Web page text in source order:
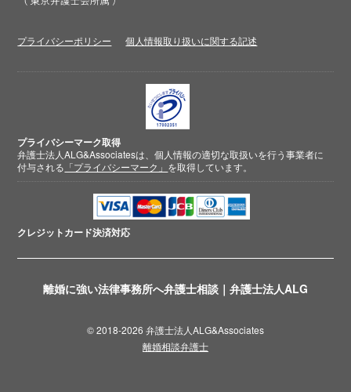
離婚に強い法律事務所へ弁護士相談｜弁護士法人ALG
プライバシーポリシー 個人情報取り扱いに関する記述
プライバシーマーク取得
弁護士法人ALG&Associatesは、個人情報の適切な取扱いを行う事業者に
付与される 「プライバシーマーク」 を取得しています。
クレジットカード決済対応
© 2018-2026 弁護士法人ALG&Associates
離婚相談弁護士